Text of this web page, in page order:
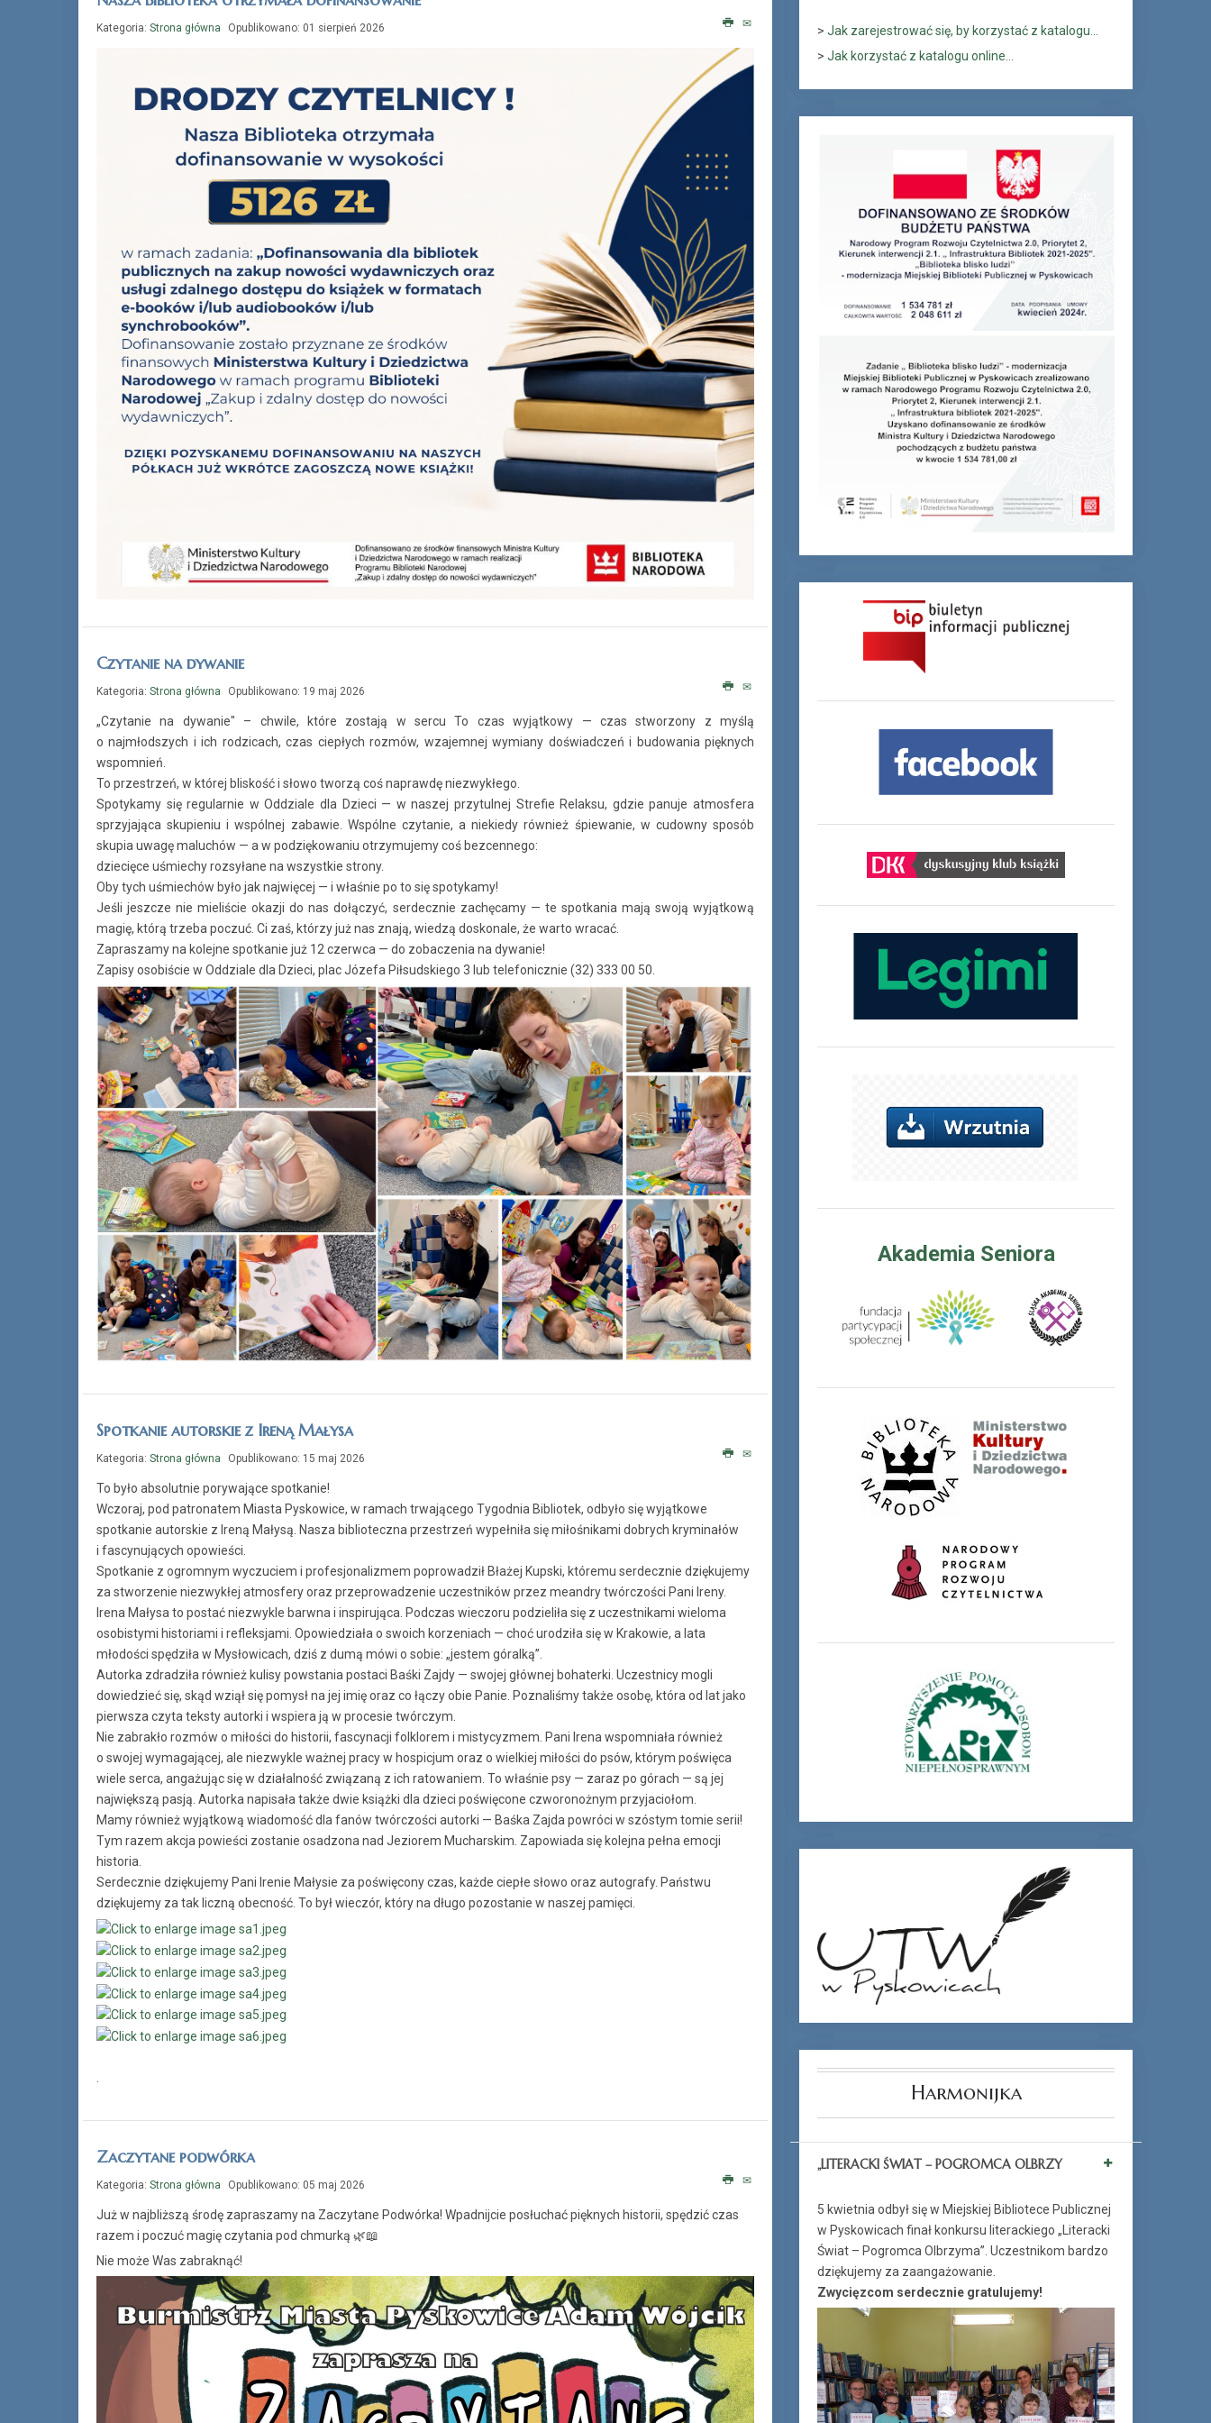
przewlekle chorym lub będącym w
chwilowej niedyspozycji pracownicy
Biblioteki dostarczą bezpłatnie książki do
Wystarczy zadzwonić
Kategoria: Strona główna Opublikowano: 01 sierpień 2026
Czytanie na dywanie
Kategoria: Strona główna Opublikowano: 19 maj 2026
„Czytanie na dywanie" – chwile, które zostają w sercu To czas wyjątkowy — czas stworzony z myślą
o najmłodszych i ich rodzicach, czas ciepłych rozmów, wzajemnej wymiany doświadczeń i budowania pięknych
wspomnień.
To przestrzeń, w której bliskość i słowo tworzą coś naprawdę niezwykłego.
Spotykamy się regularnie w Oddziale dla Dzieci — w naszej przytulnej Strefie Relaksu, gdzie panuje atmosfera
sprzyjająca skupieniu i wspólnej zabawie. Wspólne czytanie, a niekiedy również śpiewanie, w cudowny sposób
skupia uwagę maluchów — a w podziękowaniu otrzymujemy coś bezcennego:
dziecięce uśmiechy rozsyłane na wszystkie strony.
Oby tych uśmiechów było jak najwięcej — i właśnie po to się spotykamy!
Jeśli jeszcze nie mieliście okazji do nas dołączyć, serdecznie zachęcamy — te spotkania mają swoją wyjątkową
magię, którą trzeba poczuć. Ci zaś, którzy już nas znają, wiedzą doskonale, że warto wracać.
Zapraszamy na kolejne spotkanie już 12 czerwca — do zobaczenia na dywanie!
Zapisy osobiście w Oddziale dla Dzieci, plac Józefa Piłsudskiego 3 lub telefonicznie (32) 333 00 50.
Spotkanie autorskie z Ireną Małysa
Kategoria: Strona główna Opublikowano: 15 maj 2026
To było absolutnie porywające spotkanie!
Wczoraj, pod patronatem Miasta Pyskowice, w ramach trwającego Tygodnia Bibliotek, odbyło się wyjątkowe
spotkanie autorskie z Ireną Małysą. Nasza biblioteczna przestrzeń wypełniła się miłośnikami dobrych kryminałów
i fascynujących opowieści.
Spotkanie z ogromnym wyczuciem i profesjonalizmem poprowadził Błażej Kupski, któremu serdecznie dziękujemy
za stworzenie niezwykłej atmosfery oraz przeprowadzenie uczestników przez meandry twórczości Pani Ireny.
Irena Małysa to postać niezwykle barwna i inspirująca. Podczas wieczoru podzieliła się z uczestnikami wieloma
osobistymi historiami i refleksjami. Opowiedziała o swoich korzeniach — choć urodziła się w Krakowie, a lata
młodości spędziła w Mysłowicach, dziś z dumą mówi o sobie: „jestem góralką”.
Autorka zdradziła również kulisy powstania postaci Baśki Zajdy — swojej głównej bohaterki. Uczestnicy mogli
dowiedzieć się, skąd wziął się pomysł na jej imię oraz co łączy obie Panie. Poznaliśmy także osobę, która od lat jako
pierwsza czyta teksty autorki i wspiera ją w procesie twórczym.
Nie zabrakło rozmów o miłości do historii, fascynacji folklorem i mistycyzmem. Pani Irena wspomniała również
o swojej wymagającej, ale niezwykle ważnej pracy w hospicjum oraz o wielkiej miłości do psów, którym poświęca
wiele serca, angażując się w działalność związaną z ich ratowaniem. To właśnie psy — zaraz po górach — są jej
największą pasją. Autorka napisała także dwie książki dla dzieci poświęcone czworonożnym przyjaciołom.
Mamy również wyjątkową wiadomość dla fanów twórczości autorki — Baśka Zajda powróci w szóstym tomie serii!
Tym razem akcja powieści zostanie osadzona nad Jeziorem Mucharskim. Zapowiada się kolejna pełna emocji
historia.
Serdecznie dziękujemy Pani Irenie Małysie za poświęcony czas, każde ciepłe słowo oraz autografy. Państwu
dziękujemy za tak liczną obecność. To był wieczór, który na długo pozostanie w naszej pamięci.
Zaczytane podwórka
Kategoria: Strona główna Opublikowano: 05 maj 2026
Już w najbliższą środę zapraszamy na Zaczytane Podwórka! Wpadnijcie posłuchać pięknych historii, spędzić czas
razem i poczuć magię czytania pod chmurką 🌿📖
Nie może Was zabraknąć!
> Jak zarejestrować się, by korzystać z katalogu...
> Jak korzystać z katalogu online...
Akademia Seniora
Harmonijka
„LITERACKI ŚWIAT – POGROMCA OLBRZY
5 kwietnia odbył się w Miejskiej Bibliotece Publicznej
w Pyskowicach finał konkursu literackiego „Literacki
Świat – Pogromca Olbrzyma”. Uczestnikom bardzo
dziękujemy za zaangażowanie.
Zwycięzcom serdecznie gratulujemy!